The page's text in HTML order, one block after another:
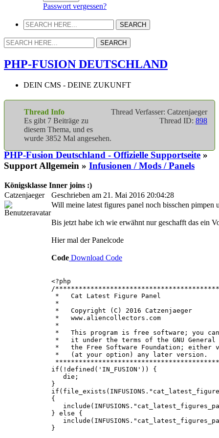
Passwort vergessen?
PHP-FUSION DEUTSCHLAND
DEIN CMS - DEINE ZUKUNFT
Thread Verfasser: Catzenjaeger
Thread ID: 898
Thread Info
Es gibt 7 Beiträge zu
diesem Thema, und es
wurde 3852 Mal angesehen.
PHP-Fusion Deutschland - Offizielle Supportseite »
Support Allgemein » Infusionen / Mods / Panels
Königsklasse Inner joins :)
Catzenjaeger
Geschrieben am 21. Mai 2016 20:04:28
Will meine latest figures panel noch bisschen
Bis jetzt habe ich wie erwähnt nur geschafft das ein
Hier mal der Panelcode
Code Download Code
<?php
/
* Cat Latest
*
* Copyright (C)
*
*
* This program is free software; you
* it under the terms of the GNU
* the Free Software Foundation;
* (at your option)
if(!defined('IN_FUSION')) {
die;
}
{
} else {
}